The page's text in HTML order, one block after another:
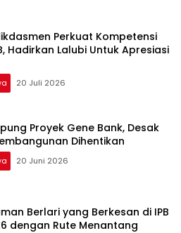
Perkuat Kompetensi
Hadirkan Lalubi Untuk Apresiasi
20 Juli 2026
Proyek Gene Bank, Desak
Dihentikan
20 Juni 2026
Berlari yang Berkesan di IPB
dengan Rute Menantang